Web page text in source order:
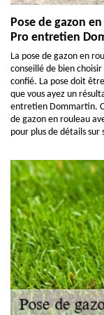
Pose de gazon
Pro entretien
La pose de gazon en
conseillé de bien
confié. La pose doit
que vous ayez un
entretien Dommartin.
de gazon en rouleau
pour plus de détails sur